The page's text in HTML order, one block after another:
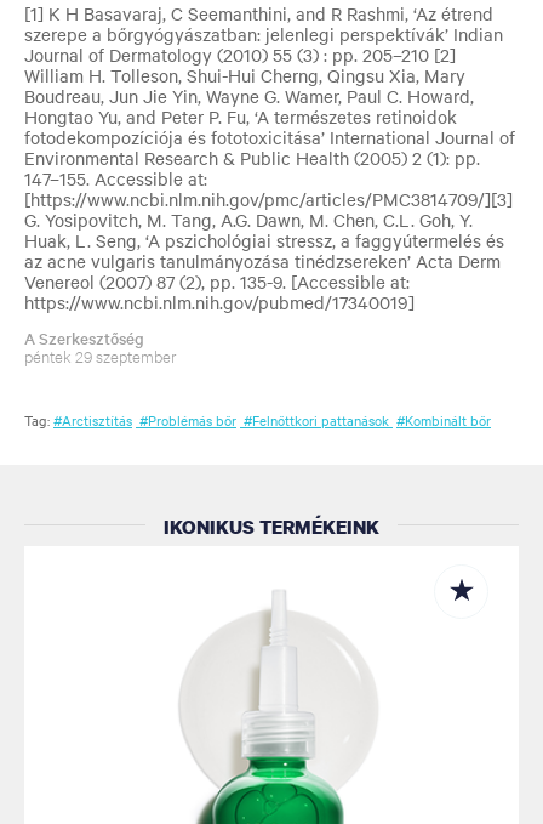
[1] K H Basavaraj, C Seemanthini, and R Rashmi, ‘Az étrend
szerepe a bőrgyógyászatban: jelenlegi perspektívák’ Indian
Journal of Dermatology (2010) 55 (3) : pp. 205–210 [2]
William H. Tolleson, Shui-Hui Cherng, Qingsu Xia, Mary
Boudreau, Jun Jie Yin, Wayne G. Wamer, Paul C. Howard,
Hongtao Yu, and Peter P. Fu, ‘A természetes retinoidok
fotodekompozíciója és fototoxicitása’ International Journal of
Environmental Research & Public Health (2005) 2 (1): pp.
147–155. Accessible at:
[https://www.ncbi.nlm.nih.gov/pmc/articles/PMC3814709/][3]
G. Yosipovitch, M. Tang, A.G. Dawn, M. Chen, C.L. Goh, Y.
Huak, L. Seng, ‘A pszichológiai stressz, a faggyútermelés és
az acne vulgaris tanulmányozása tinédzsereken’ Acta Derm
Venereol (2007) 87 (2), pp. 135-9. [Accessible at:
https://www.ncbi.nlm.nih.gov/pubmed/17340019]
A Szerkesztőség
péntek 29 szeptember
Tag:#Arctisztítás #Problémás bőr #Felnőttkori pattanások #Kombinált bőr
IKONIKUS TERMÉKEINK